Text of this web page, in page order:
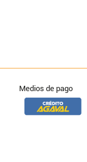
Medios de pago